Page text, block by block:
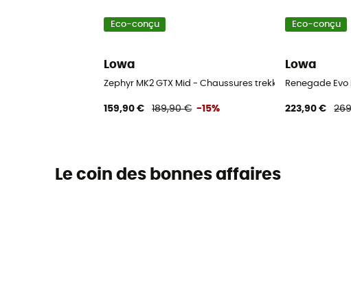
Eco-conçu
Lowa
Zephyr MK2 GTX Mid - Chaussures trekking
159,90 € 189,90 € -15%
Eco-conçu
Lowa
Renegade
223,90 €
Le coin des bonnes affaires